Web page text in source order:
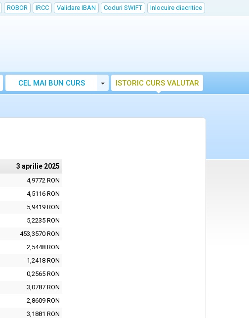
ROBOR IRCC Validare IBAN Coduri SWIFT Inlocuire diacritice
CEL MAI BUN CURS Toggle Dropdown
ISTORIC CURS VALUTAR
3 aprilie 2025
4,9772 RON
4,5116 RON
5,9419 RON
5,2235 RON
453,3570 RON
2,5448 RON
1,2418 RON
0,2565 RON
3,0787 RON
2,8609 RON
3,1881 RON